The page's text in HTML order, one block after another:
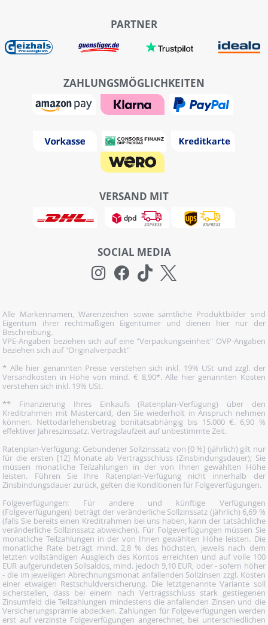
PARTNER
ZAHLUNGSMÖGLICHKEITEN
VERSAND MIT
SOCIAL MEDIA
Alle Markennamen, Warenzeichen sowie sämtliche Produktbilder sind
Eigentum ihrer rechtmäßigen Eigentümer und dienen hier nur der
Beschreibung.
VPE-Angaben beziehen sich auf eine "Verpackungseinheit" OVP-Angaben
beziehen sich auf "Originalverpackt"
* Alle hier genannten Preise verstehen sich inkl. 19% USt und zzgl. der
Versandkosten in Höhe von mind. € 8,90*. Alle hier genannten Kosten
verstehen sich inkl. 19% USt.
** Finanzierung Ihres Einkaufs (Ratenplan-Verfügung) über den
Kreditrahmen mit Mastercard, den Sie wiederholt in Anspruch nehmen
können. Nettodarlehensbetrag bonitätsabhängig bis 15.000 €. 6,90 %
effektiver Jahreszinssatz. Vertragslaufzeit auf unbestimmte Zeit.
Ratenplan-Verfügung: Gebundener Sollzinssatz von [0 %] (jährlich) gilt nur
für die ersten [12] Monate ab Vertragsschluss (Zinsbindungsdauer); Sie
müssen monatliche Teilzahlungen in der von Ihnen gewählten Höhe
leisten. Führen Sie Ihre Ratenplan-Verfügung nicht innerhalb der
Zinsbindungsdauer zurück, gelten die Konditionen für Folgeverfügungen.
Folgeverfügungen: Für andere und künftige Verfügungen
(Folgeverfügungen) beträgt der veränderliche Sollzinssatz (jährlich) 6,69 %
(falls Sie bereits einen Kreditrahmen bei uns haben, kann der tatsächliche
veränderliche Sollzinssatz abweichen). Für Folgeverfügungen müssen Sie
monatliche Teilzahlungen in der von Ihnen gewählten Höhe leisten. Die
monatliche Rate beträgt mind. 2,8 % des höchsten, jeweils nach dem
letzten vollständigen Ausgleich des Kontos erreichten und auf volle 100
EUR aufgerundeten Sollsaldos, mind. jedoch 9,10 EUR, oder - sofern höher
- die im jeweiligen Abrechnungsmonat anfallenden Sollzinsen zzgl. Kosten
einer etwaigen Restschuldversicherung. Die letztgenannte Variante soll
sicherstellen, dass bei einem nach Vertragsschluss stark gestiegenen
Zinsumfeld die Teilzahlungen mindestens die anfallenden Zinsen und die
Versicherungsprämie abdecken. Zahlungen für Folgeverfügungen werden
erst auf verzinste Folgeverfügungen angerechnet, bei unterschiedlichen